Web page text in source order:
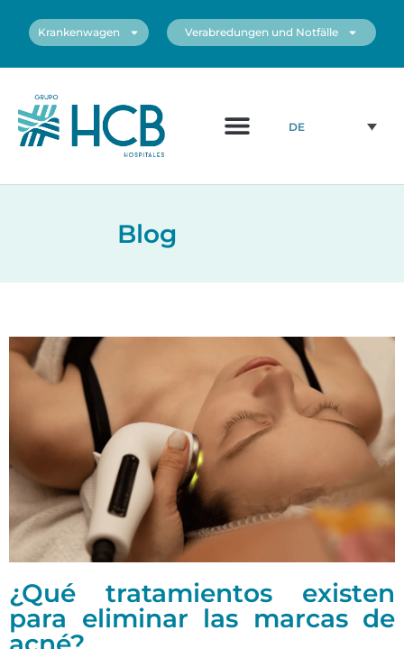
Krankenwagen Verabredungen und Notfälle
DE
Blog
¿Qué tratamientos existen
para eliminar las marcas de